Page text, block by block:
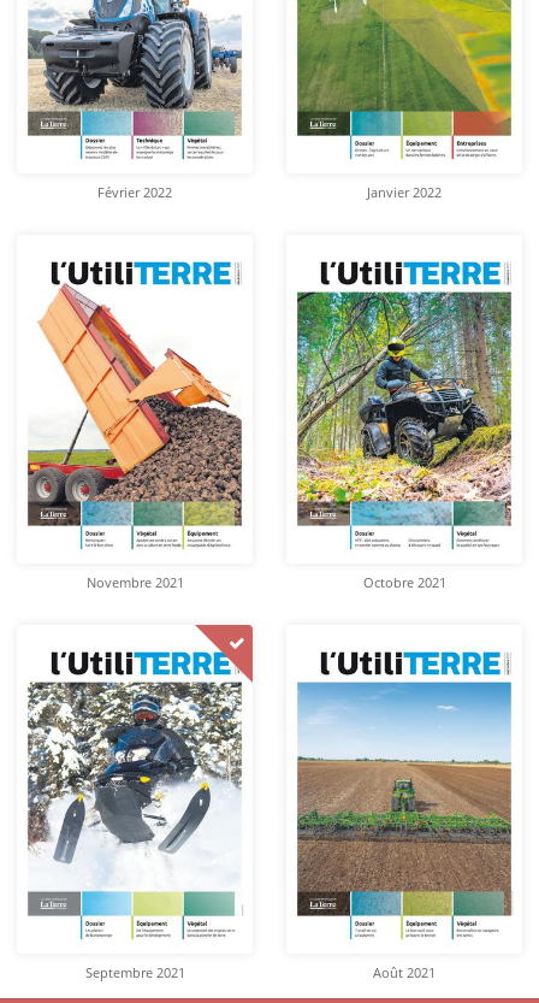
Février 2022 Janvier 2022
Novembre 2021 Octobre 2021
Septembre 2021 Août 2021